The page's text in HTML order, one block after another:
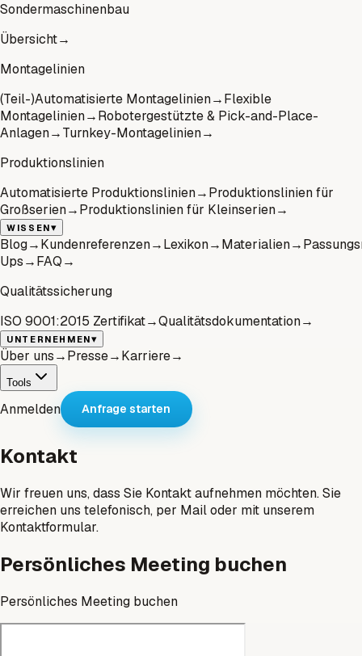
Sondermaschinenbau
Übersicht→
Montagelinien
(Teil-)Automatisierte Montagelinien→Flexible
Montagelinien→Robotergestützte & Pick-and-Place-
Anlagen→Turnkey-Montagelinien→
Produktionslinien
Automatisierte Produktionslinien→Produktionslinien für
Großserien→Produktionslinien für Kleinserien→
WISSEN▾
Blog→Kundenreferenzen→Lexikon→Materialien→
Ups→FAQ→
Qualitätssicherung
ISO 9001:2015 Zertifikat→Qualitätsdokumentation→
UNTERNEHMEN▾
Über uns→Presse→Karriere→
Tools
Anmelden Anfrage starten
Kontakt
Wir freuen uns, dass Sie Kontakt aufnehmen möchten. Sie
erreichen uns telefonisch, per Mail oder mit unserem
Kontaktformular.
Persönliches Meeting buchen
Persönliches Meeting buchen